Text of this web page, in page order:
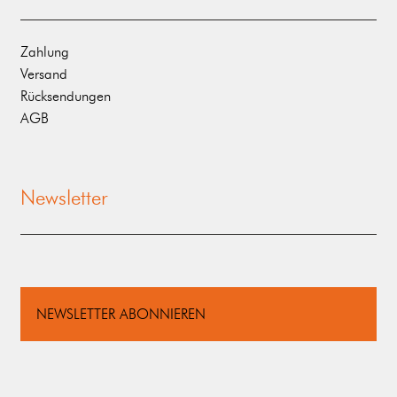
Zahlung
Versand
Rücksendungen
AGB
Newsletter
NEWSLETTER ABONNIEREN